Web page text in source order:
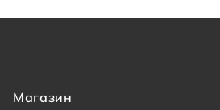
Магазин